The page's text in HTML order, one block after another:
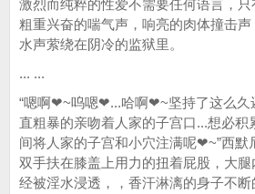
激烈而纯粹的性爱不需要任何语言，只
粗重兴奋的喘气声，响亮的肉体撞击
水声萦绕在阴冷的监狱里。
... ...
“嗯啊❤~呜嗯❤...哈啊❤~坚持了这么久
直粗暴的亲吻着人家的子宫口...想必积
间将人家的子宫和小穴注满呢❤~”西默
双手扶在膝盖上用力的扭着屁股，大
经被淫水浸透，，香汗淋漓的身子不